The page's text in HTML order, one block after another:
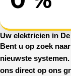
Uw elektricien in
Bent u op zoek
nieuwste systemen.
ons direct op ons